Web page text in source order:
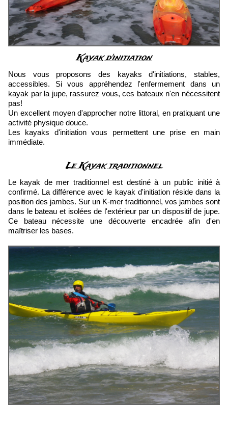
Kayak d'initiation
Nous vous proposons des kayaks d'initiations, stables,
accessibles. Si vous appréhendez l'enfermement dans un
kayak par la jupe, rassurez vous, ces bateaux n'en nécessitent
pas!
Un excellent moyen d'approcher notre littoral, en pratiquant une
activité physique douce.
Les kayaks d'initiation vous permettent une prise en main
immédiate.
Le Kayak traditionnel
Le kayak de mer traditionnel est destiné à un public initié à
confirmé. La différence avec le kayak d'initiation réside dans la
position des jambes. Sur un K-mer traditionnel, vos jambes sont
dans le bateau et isolées de l'extérieur par un dispositif de jupe.
Ce bateau nécessite une découverte encadrée afin d'en
maîtriser les bases.